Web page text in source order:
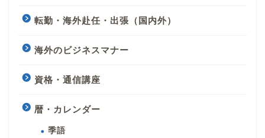
転勤・海外赴任・出張（国内外）
海外のビジネスマナー
資格・通信講座
暦・カレンダー
季語